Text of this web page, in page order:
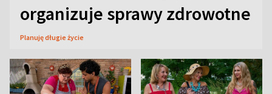
organizuje sprawy zdrowotne
Planuję długie życie